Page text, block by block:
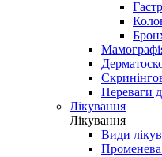
Переваги
Лікування
Лікування
Види
Променева